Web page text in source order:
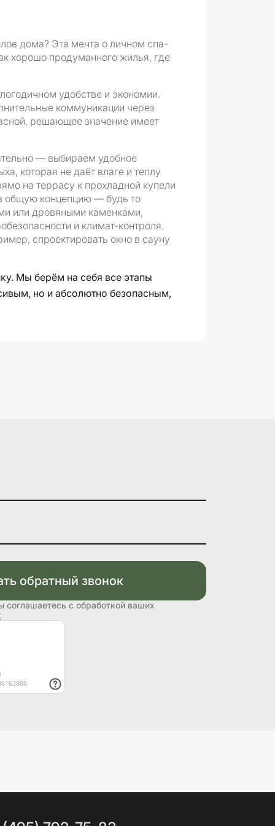
дома? Эта мечта о личном спа-
хорошо продуманного жилья, где
удобстве и экономии.
коммуникации через
решающее значение имеет
— выбираем удобное
которая не даёт влаге и теплу
на террасу к прохладной купели
общую концепцию — будь то
или дровяными каменками,
и климат-контроля.
спроектировать окно в сауну
Мы берём на себя все этапы
но и абсолютно безопасным,
обратный звонок
соглашаетесь с обработкой ваших